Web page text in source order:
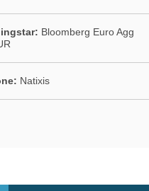
Bloomberg Euro Agg
Natixis